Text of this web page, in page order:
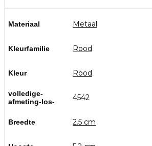
Materiaal Metaal
Kleurfamilie Rood
Kleur Rood
volledige-
afmeting-los-
4542
Breedte 2.5 cm